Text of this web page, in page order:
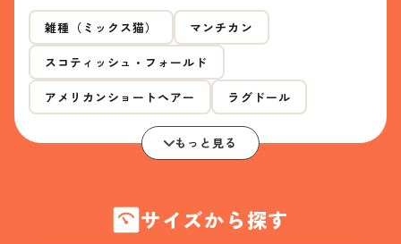
雑種（ミックス猫） マンチカン
スコティッシュ・フォールド
アメリカンショートヘアー ラグドール
もっと見る
サイズから探す